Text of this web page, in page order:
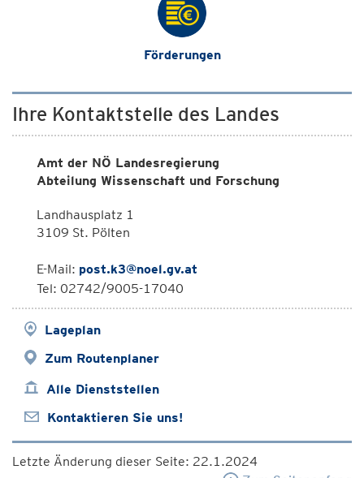
Förderungen
Ihre Kontaktstelle des Landes
Amt der NÖ Landesregierung
Abteilung Wissenschaft und Forschung
Landhausplatz 1
3109 St. Pölten
E-Mail: post.k3@noel.gv.at
Tel: 02742/9005-17040
Lageplan
Zum Routenplaner
Alle Dienststellen
Kontaktieren Sie uns!
Letzte Änderung dieser Seite: 22.1.2024